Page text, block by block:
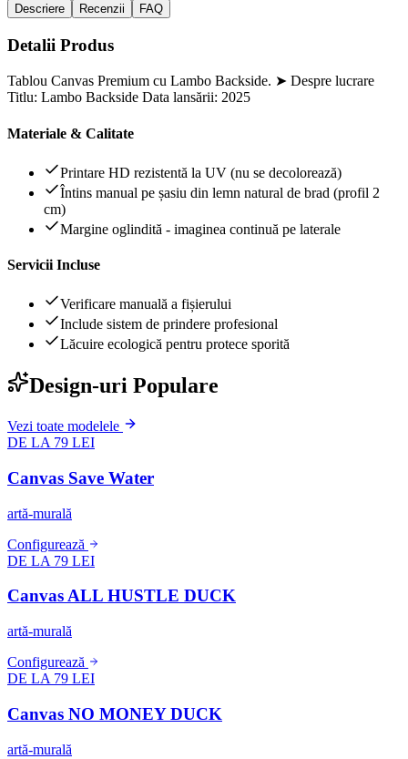
Descriere Recenzii FAQ
Detalii Produs
Tablou Canvas Premium cu Lambo Backside. ➤ Despre lucrare
Titlu: Lambo Backside Data lansării: 2025
Materiale & Calitate
Printare HD rezistentă la UV (nu se decolorează)
Întins manual pe șasiu din lemn natural de brad (profil 2
cm)
Margine oglindită - imaginea continuă pe laterale
Servicii Incluse
Verificare manuală a fișierului
Include sistem de prindere profesional
Lăcuire ecologică pentru protece sporită
Design-uri Populare
Vezi toate modelele
DE LA 79 LEI
Canvas Save Water
artă-murală
Configurează
DE LA 79 LEI
Canvas ALL HUSTLE DUCK
artă-murală
Configurează
DE LA 79 LEI
Canvas NO MONEY DUCK
artă-murală